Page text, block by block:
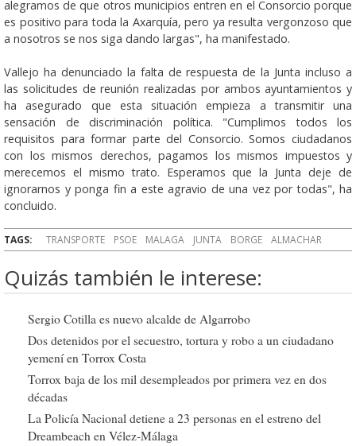
alegramos de que otros municipios entren en el Consorcio porque
es positivo para toda la Axarquía, pero ya resulta vergonzoso que
a nosotros se nos siga dando largas", ha manifestado.
Vallejo ha denunciado la falta de respuesta de la Junta incluso a
las solicitudes de reunión realizadas por ambos ayuntamientos y
ha asegurado que esta situación empieza a transmitir una
sensación de discriminación política. "Cumplimos todos los
requisitos para formar parte del Consorcio. Somos ciudadanos
con los mismos derechos, pagamos los mismos impuestos y
merecemos el mismo trato. Esperamos que la Junta deje de
ignorarnos y ponga fin a este agravio de una vez por todas", ha
concluido.
TAGS: TRANSPORTE PSOE MALAGA JUNTA BORGE ALMACHAR
Quizás también le interese:
Sergio Cotilla es nuevo alcalde de Algarrobo
Dos detenidos por el secuestro, tortura y robo a un ciudadano
yemení en Torrox Costa
Torrox baja de los mil desempleados por primera vez en dos
décadas
La Policía Nacional detiene a 23 personas en el estreno del
Dreambeach en Vélez-Málaga